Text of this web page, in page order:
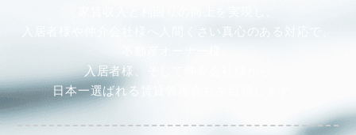
入居者様や仲介会社様へ人間くさい真心のある対応で、
入居者様、そして仲介会社様から
日本一選ばれる賃貸管理会社を目指します。